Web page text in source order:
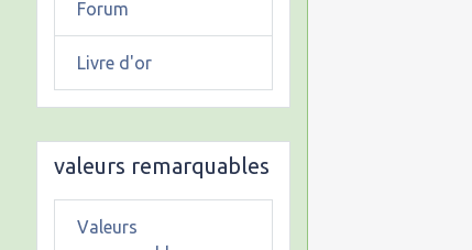
Forum
Livre d'or
valeurs remarquables
Valeurs